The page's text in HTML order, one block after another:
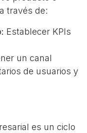
través de:
Establecer KPIs
un canal
de usuarios y
es un ciclo